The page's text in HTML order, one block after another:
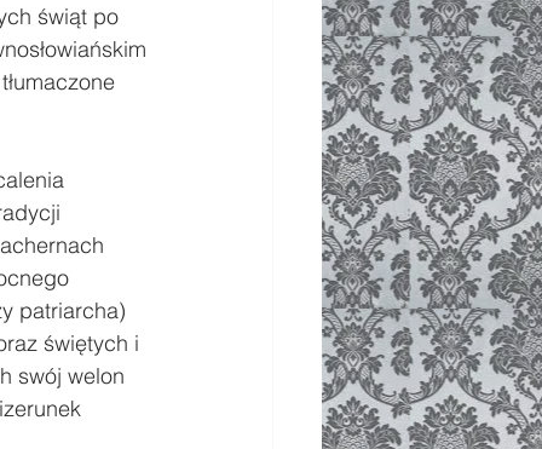
świąt po
patriarcha)
świętych i
swój welon